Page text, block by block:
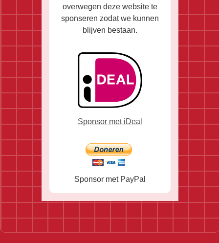
overwegen deze website te
sponseren zodat we kunnen
blijven bestaan.
Sponsor met iDeal
Sponsor met PayPal